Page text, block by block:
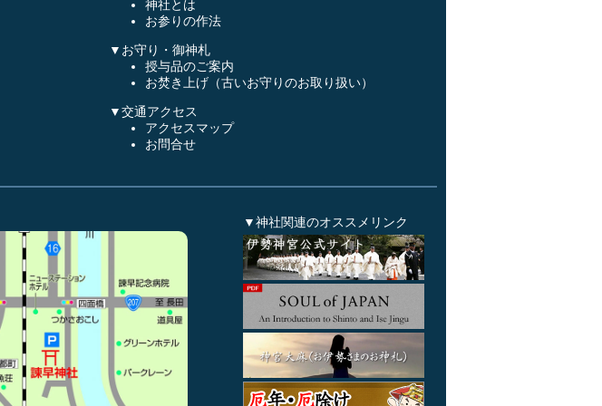
神社とは
お参りの作法
▼お守り・御神札
授与品のご案内
お焚き上げ（古いお守りのお取り扱い）
▼交通アクセス
アクセスマップ
お問合せ
▼神社関連のオススメリンク